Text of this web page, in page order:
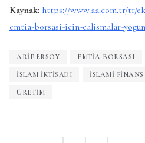
Kaynak: https://www.aa.com.tr/tr/
emtia-borsasi-icin-calismalar-
ARIF ERSOY EMTIA BORSASI
ISLAM IKTISADI ISLAMI FINANS
ÜRETIM